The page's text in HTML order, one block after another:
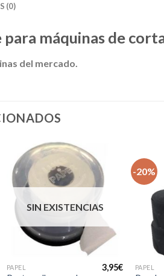
(0)
máquinas de
del mercado.
SIN EXISTENCIAS
PAPEL 3,95€
-20%
PAPEL